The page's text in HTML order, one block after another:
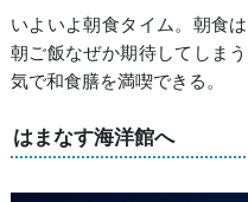
いよいよ朝食タイム。朝食
朝ご飯なぜか期待してしま
気で和食膳を満喫できる。
はまなす海洋館へ